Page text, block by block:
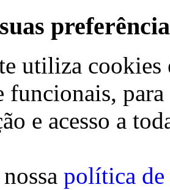
utiliza cookies
funcionais,
e acesso a
política de